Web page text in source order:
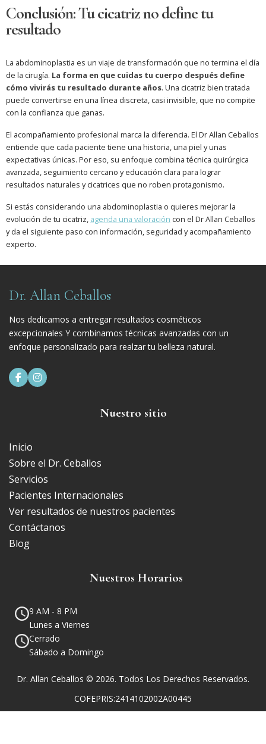
Conclusión: Tu cicatriz no define tu
resultado
La abdominoplastia es un viaje de transformación que no termina el día
de la cirugía. La forma en que cuidas tu cuerpo después define
cómo vivirás tu resultado durante años. Una cicatriz bien tratada
puede convertirse en una línea discreta, casi invisible, que no compite
con la confianza que ganas.
El acompañamiento profesional marca la diferencia. El Dr Allan Ceballos
entiende que cada paciente tiene una historia, una piel y unas
expectativas únicas. Por eso, su enfoque combina técnica quirúrgica
avanzada, seguimiento cercano y educación clara para lograr
resultados naturales y cicatrices que no roben protagonismo.
Si estás considerando una abdominoplastia o quieres mejorar la
evolución de tu cicatriz, agenda una valoración con el Dr Allan Ceballos
y da el siguiente paso con información, seguridad y acompañamiento
experto.
Dr. Allan Ceballos
Nos dedicamos a entregar resultados cosméticos
excepcionales Y combinamos técnicas avanzadas con un
enfoque personalizado para realzar tu belleza natural.
 
Nuestro sitio
Inicio
Sobre el Dr. Ceballos
Servicios
Pacientes Internacionales
Ver resultados de nuestros pacientes
Contáctanos
Blog
Nuestros Horarios
9 AM - 8 PM
Lunes a Viernes
Cerrado
Sábado a Domingo
Dr. Allan Ceballos © 2026. Todos Los Derechos Reservados.
COFEPRIS:2414102002A00445